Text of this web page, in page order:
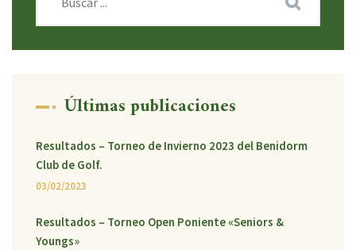
Últimas publicaciones
Resultados – Torneo de Invierno 2023 del Benidorm
Club de Golf.
03/02/2023
Resultados – Torneo Open Poniente «Seniors &
Youngs»